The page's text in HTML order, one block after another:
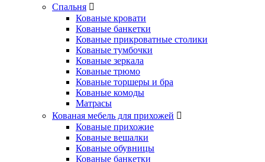
Спальня
Кованые кровати
Кованые банкетки
Кованые прикроватные столики
Кованые тумбочки
Кованые зеркала
Кованые трюмо
Кованые торшеры и бра
Кованые комоды
Матрасы
Кованая мебель для прихожей
Кованые прихожие
Кованые вешалки
Кованые обувницы
Кованые банкетки